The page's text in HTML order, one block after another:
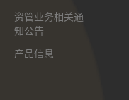
资管业务相关通
知公告
产品信息